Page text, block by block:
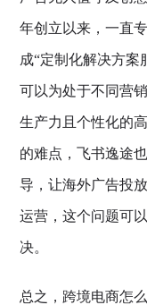
年创立以来，一直
成“定制化解决方案
可以为处于不同营
生产力且个性化的
的难点，飞书逸途
导，让海外广告投
运营，这个问题可
决。
总之，跨境电商怎